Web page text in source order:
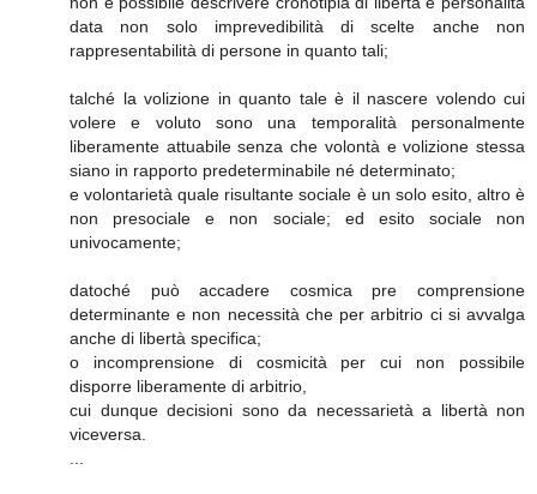
data non solo imprevedibilità di scelte anche non
rappresentabilità di persone in quanto tali;
talché la volizione in quanto tale è il nascere volendo cui
volere e voluto sono una temporalità personalmente
liberamente attuabile senza che volontà e volizione stessa
siano in rapporto predeterminabile né determinato;
e volontarietà quale risultante sociale è un solo esito, altro è
non presociale e non sociale; ed esito sociale non
univocamente;
datoché può accadere cosmica pre comprensione
determinante e non necessità che per arbitrio ci si avvalga
anche di libertà specifica;
o incomprensione di cosmicità per cui non possibile
disporre liberamente di arbitrio,
cui dunque decisioni sono da necessarietà a libertà non
viceversa.